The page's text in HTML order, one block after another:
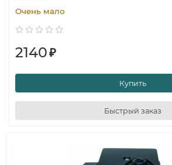
Очень мало
2140₽
Купить
Быстрый заказ